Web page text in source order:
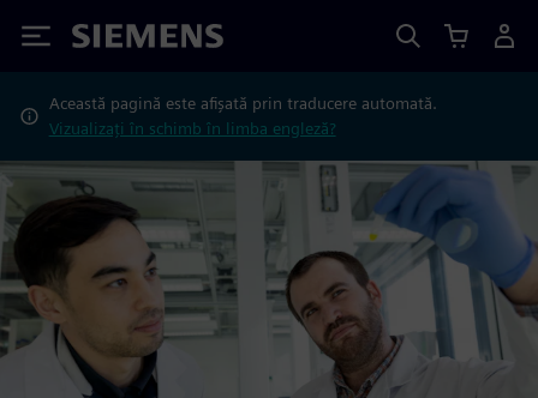
Siemens
Această pagină este afișată prin traducere automată.
Vizualizați în schimb în limba engleză?